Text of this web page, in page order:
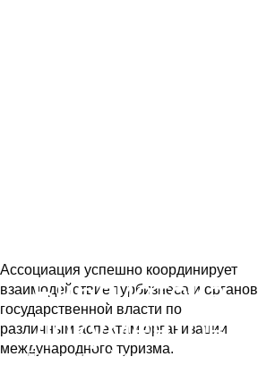
Ассоциация успешно координирует
взаимодействие турбизнеса и органов
государственной власти по
различным аспектам организации
международного туризма.
Библиотека
документов
Присоединяйтесь к нашей